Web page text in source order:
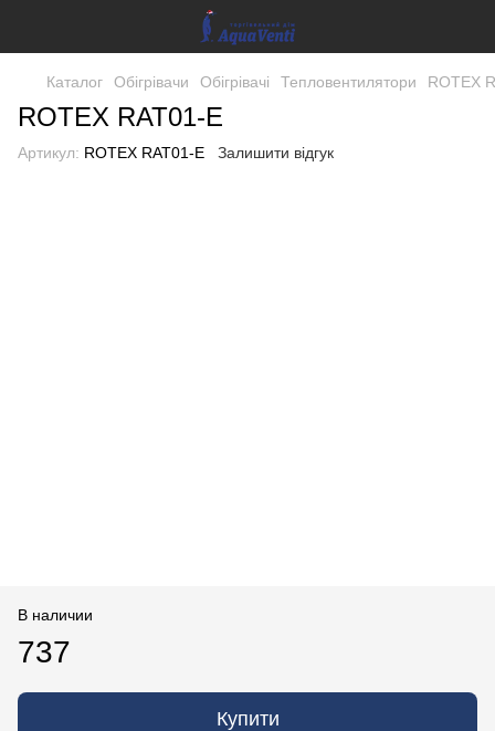
Каталог Обігрівачи Обігрівачі Тепловентилятори ROTEX
ROTEX RAT01-E
Артикул: ROTEX RAT01-E Залишити відгук
В наличии
737
Купити